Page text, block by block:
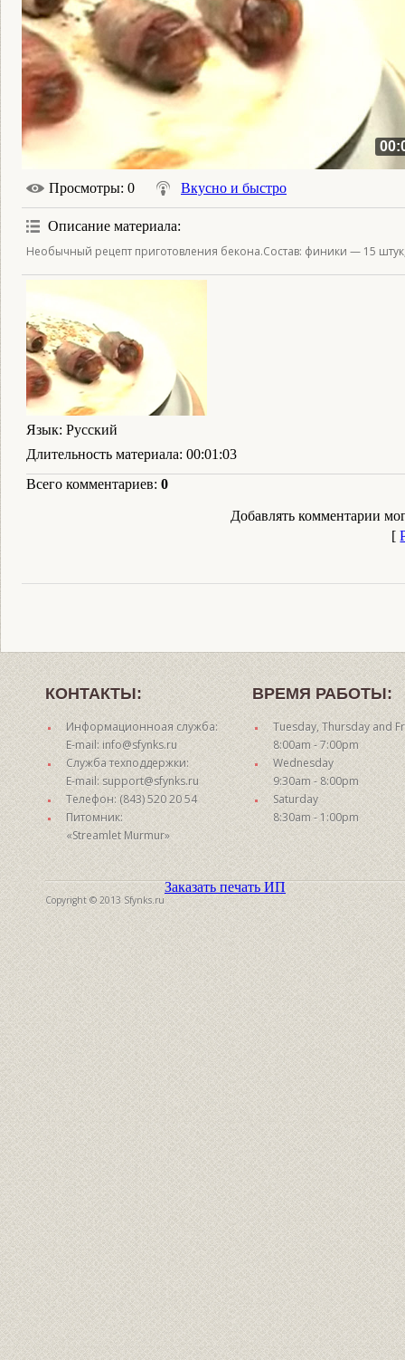
Просмотры: 0 Вкусно и быстро
Описание материала:
Необычный рецепт приготовления бекона.Состав: финики — 15
Язык: Русский
Длительность материала: 00:01:03
Всего комментариев: 0
Добавлять комментарии
[
КОНТАКТЫ:
Информационноая служба:
E-mail: info@sfynks.ru
Служба техподдержки:
E-mail: support@sfynks.ru
Телефон: (843) 520 20 54
Питомник:
«Streamlet Murmur»
ВРЕМЯ РАБОТЫ:
Tuesday, Thursday and
8:00am - 7:00pm
Wednesday
9:30am - 8:00pm
Saturday
8:30am - 1:00pm
Copyright © 2013 Sfynks.ru
Заказать печать ИП